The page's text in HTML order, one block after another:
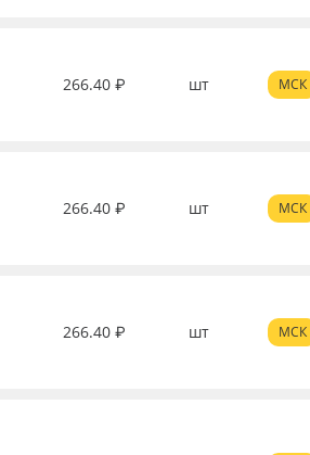
266.40 ₽ шт МСК
266.40 ₽ шт МСК
266.40 ₽ шт МСК